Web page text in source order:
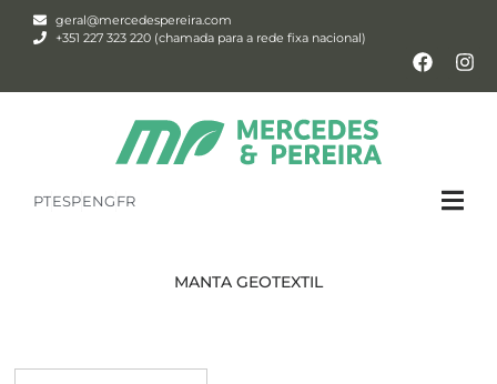
geral@mercedespereira.com
+351 227 323 220 (chamada para a rede fixa nacional)
PTESPENGFR
MANTA GEOTEXTIL